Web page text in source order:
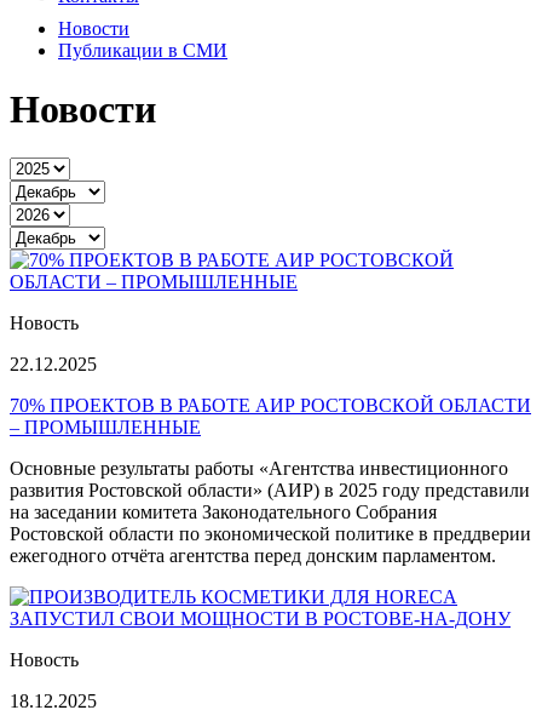
Новости
Публикации в СМИ
Новости
Новость
22.12.2025
70% ПРОЕКТОВ В РАБОТЕ АИР РОСТОВСКОЙ ОБЛАСТИ
– ПРОМЫШЛЕННЫЕ
Основные результаты работы «Агентства инвестиционного
развития Ростовской области» (АИР) в 2025 году представили
на заседании комитета Законодательного Собрания
Ростовской области по экономической политике в преддверии
ежегодного отчёта агентства перед донским парламентом.
Новость
18.12.2025